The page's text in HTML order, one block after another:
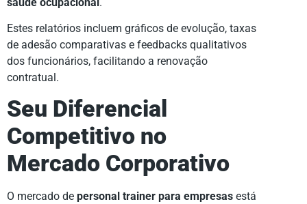
Estes relatórios incluem gráficos de evolução, taxas
de adesão comparativas e feedbacks qualitativos
dos funcionários, facilitando a renovação
contratual.
Seu Diferencial
Competitivo no
Mercado Corporativo
O mercado de personal trainer para empresas está